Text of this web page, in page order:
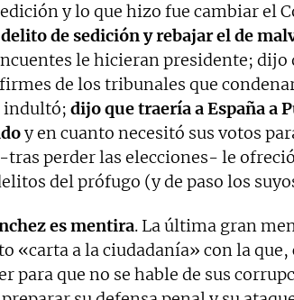
y lo que hizo fue cambiar el
de sedición y rebajar el de
le hicieran presidente; dijo
de los tribunales que
indultó; dijo que traería a España a
y en cuanto necesitó sus votos
perder las elecciones- le
del prófugo (y de paso los
es mentira. La última gran
«carta a la ciudadanía» con la que,
para que no se hable de sus